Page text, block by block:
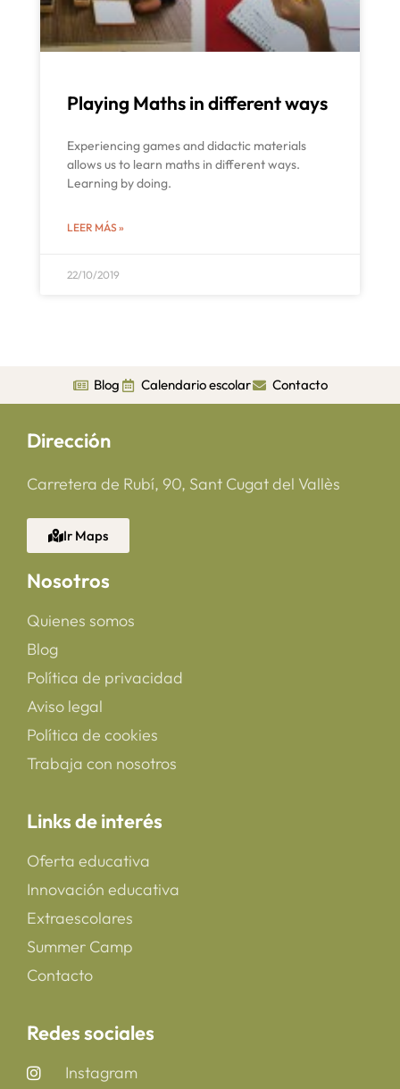
Playing Maths in different ways
Experiencing games and didactic materials
allows us to learn maths in different ways.
Learning by doing.
LEER MÁS »
22/10/2019
Blog Calendario escolar Contacto
Dirección
Carretera de Rubí, 90, Sant Cugat del Vallès
Ir Maps
Nosotros
Quienes somos
Blog
Política de privacidad
Aviso legal
Política de cookies
Trabaja con nosotros
Links de interés
Oferta educativa
Innovación educativa
Extraescolares
Summer Camp
Contacto
Redes sociales
Instagram